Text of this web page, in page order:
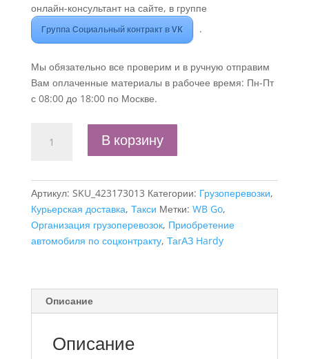
онлайн-консультант на сайте, в группе
Группа Социальный контракт в VK .
Мы обязательно все проверим и в ручную отправим
Вам оплаченные материалы в рабочее время: Пн-Пт
с 08:00 до 18:00 по Москве.
товара
план
"Организация
грузоперевозок",
самозанятость
В корзину
Артикул: SKU_423173013 Категории: Грузоперевозки,
Курьерская доставка, Такси Метки: WB Go,
Организация грузоперевозок, Приобретение
автомобиля по соцконтракту, ТагАЗ Hardy
Описание
Описание